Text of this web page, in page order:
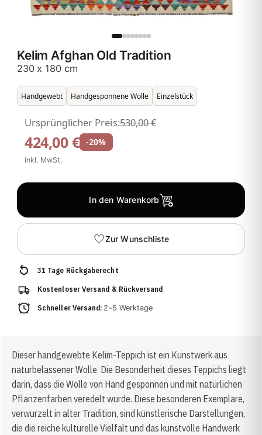
Kelim Afghan Old Tradition
230 x 180 cm
Handgewebt Handgesponnene Wolle Einzelstück
424,00 €
Ursprünglicher Preis:530,00 €
-20%
inkl. MwSt.
In den Warenkorb
Zur Wunschliste
31 Tage Rückgaberecht
Kostenloser Versand & Rückversand
Schneller Versand: 2–5 Werktage
Dieser handgewebte Kelim-Teppich ist ein Kunstwerk aus
naturbelassener Wolle. Die Besonderheit dieses Teppichs liegt
darin, dass die Wolle von Hand gesponnen und mit natürlichen
Pflanzenfarben veredelt wurde. Diese besonderen Exemplare,
verwurzelt in alter Tradition, sind künstlerische Darstellungen,
die die reiche kulturelle Vielfalt und das kunstvolle Handwerk